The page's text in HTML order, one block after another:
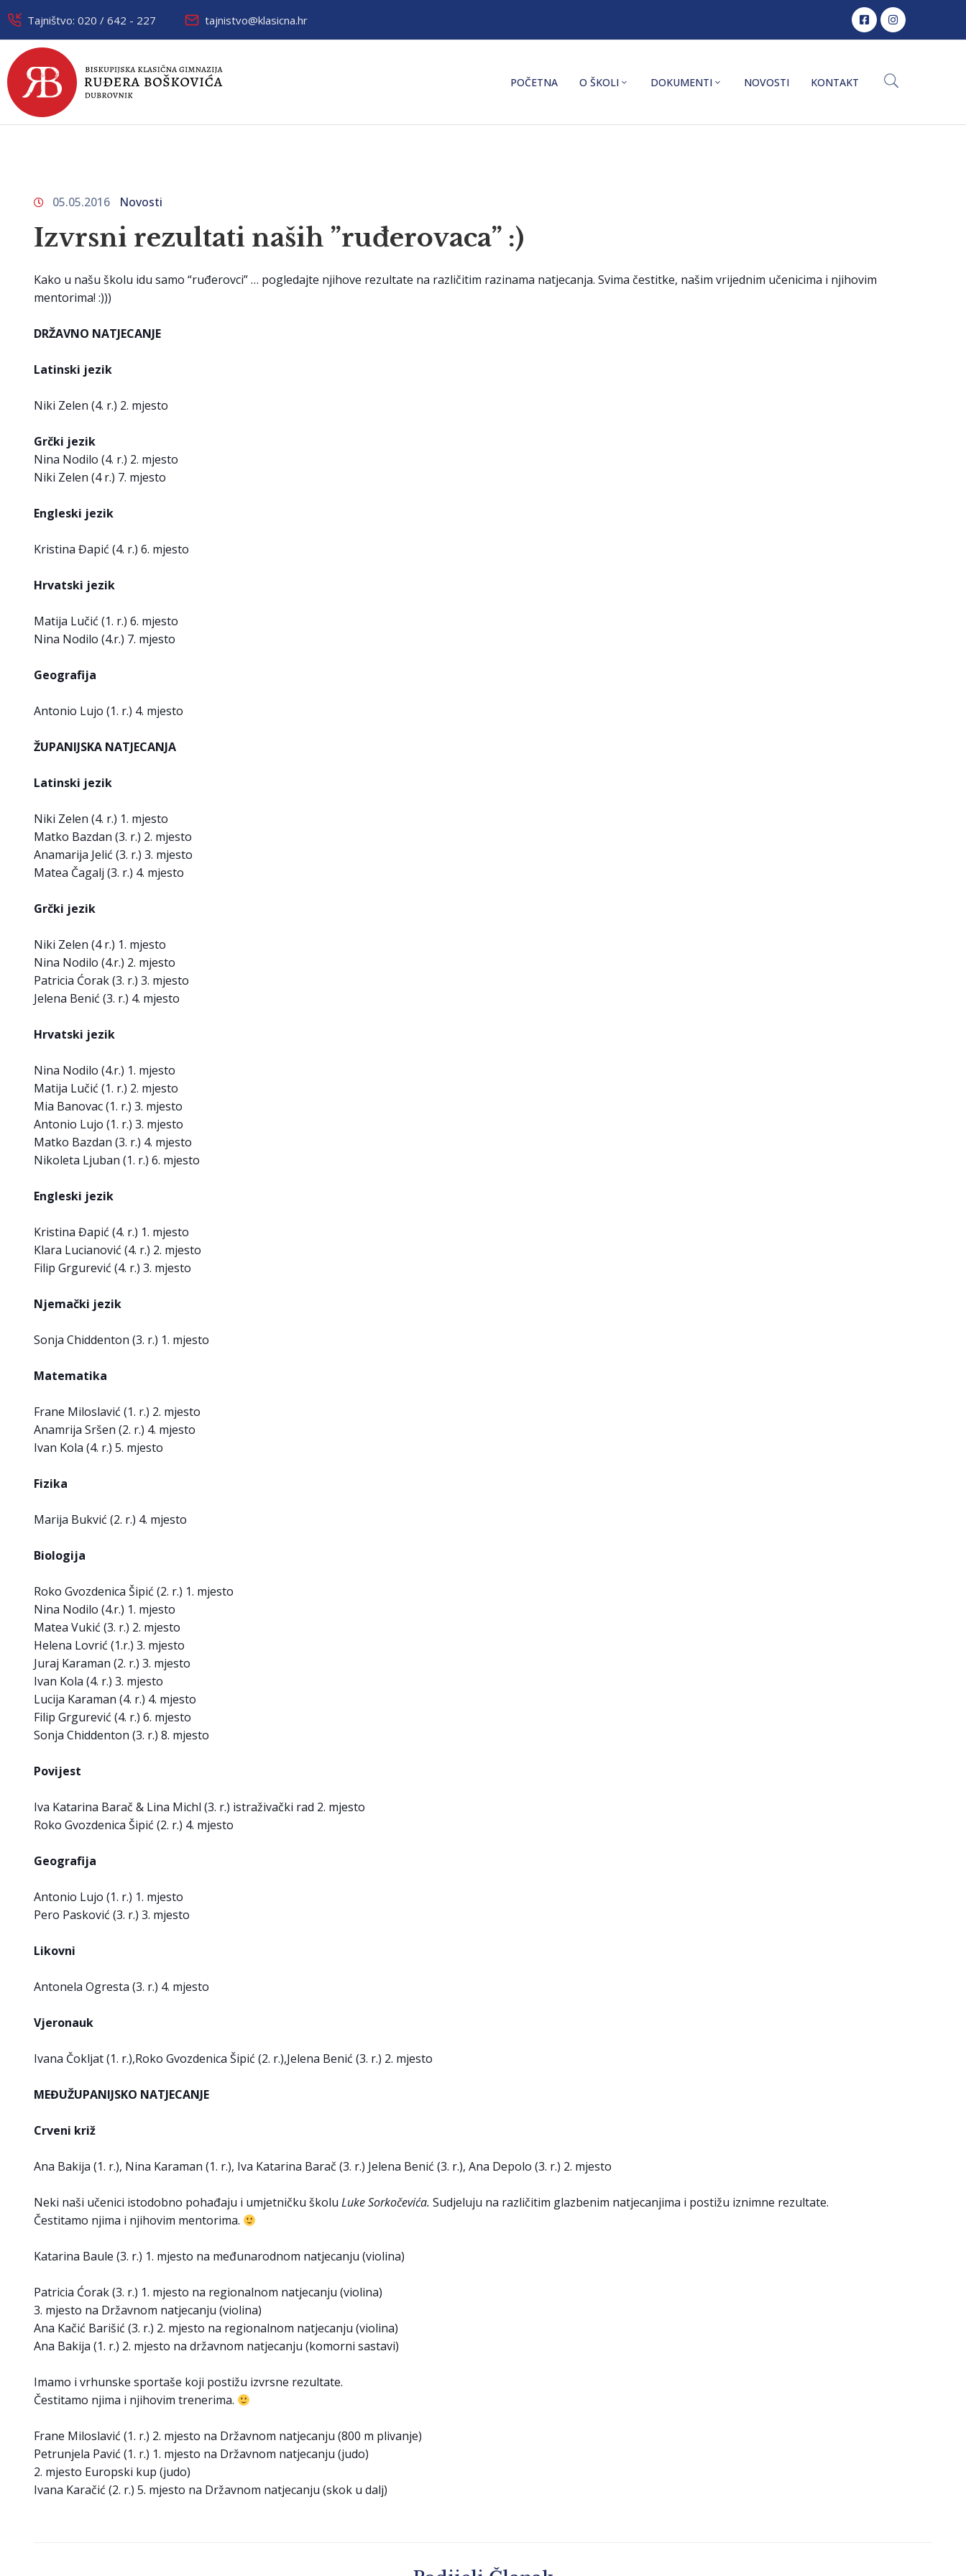
Tajništvo: 020 / 642 - 227 tajnistvo@klasicna.hr
POČETNA O ŠKOLI DOKUMENTI NOVOSTI KONTAKT
05.05.2016 Novosti
Izvrsni rezultati naših ”ruđerovaca” :)
Kako u našu školu idu samo “ruđerovci” … pogledajte njihove rezultate na različitim razinama natjecanja. Svima čestitke, našim vrijednim učenicima i njihovim
mentorima! :)))
DRŽAVNO NATJECANJE
Latinski jezik
Niki Zelen (4. r.) 2. mjesto
Grčki jezik
Nina Nodilo (4. r.) 2. mjesto
Niki Zelen (4 r.) 7. mjesto
Engleski jezik
Kristina Đapić (4. r.) 6. mjesto
Hrvatski jezik
Matija Lučić (1. r.) 6. mjesto
Nina Nodilo (4.r.) 7. mjesto
Geografija
Antonio Lujo (1. r.) 4. mjesto
ŽUPANIJSKA NATJECANJA
Latinski jezik
Niki Zelen (4. r.) 1. mjesto
Matko Bazdan (3. r.) 2. mjesto
Anamarija Jelić (3. r.) 3. mjesto
Matea Čagalj (3. r.) 4. mjesto
Grčki jezik
Niki Zelen (4 r.) 1. mjesto
Nina Nodilo (4.r.) 2. mjesto
Patricia Ćorak (3. r.) 3. mjesto
Jelena Benić (3. r.) 4. mjesto
Hrvatski jezik
Nina Nodilo (4.r.) 1. mjesto
Matija Lučić (1. r.) 2. mjesto
Mia Banovac (1. r.) 3. mjesto
Antonio Lujo (1. r.) 3. mjesto
Matko Bazdan (3. r.) 4. mjesto
Nikoleta Ljuban (1. r.) 6. mjesto
Engleski jezik
Kristina Đapić (4. r.) 1. mjesto
Klara Lucianović (4. r.) 2. mjesto
Filip Grgurević (4. r.) 3. mjesto
Njemački jezik
Sonja Chiddenton (3. r.) 1. mjesto
Matematika
Frane Miloslavić (1. r.) 2. mjesto
Anamrija Sršen (2. r.) 4. mjesto
Ivan Kola (4. r.) 5. mjesto
Fizika
Marija Bukvić (2. r.) 4. mjesto
Biologija
Roko Gvozdenica Šipić (2. r.) 1. mjesto
Nina Nodilo (4.r.) 1. mjesto
Matea Vukić (3. r.) 2. mjesto
Helena Lovrić (1.r.) 3. mjesto
Juraj Karaman (2. r.) 3. mjesto
Ivan Kola (4. r.) 3. mjesto
Lucija Karaman (4. r.) 4. mjesto
Filip Grgurević (4. r.) 6. mjesto
Sonja Chiddenton (3. r.) 8. mjesto
Povijest
Iva Katarina Barač & Lina Michl (3. r.) istraživački rad 2. mjesto
Roko Gvozdenica Šipić (2. r.) 4. mjesto
Geografija
Antonio Lujo (1. r.) 1. mjesto
Pero Pasković (3. r.) 3. mjesto
Likovni
Antonela Ogresta (3. r.) 4. mjesto
Vjeronauk
Ivana Čokljat (1. r.),Roko Gvozdenica Šipić (2. r.),Jelena Benić (3. r.) 2. mjesto
MEĐUŽUPANIJSKO NATJECANJE
Crveni križ
Ana Bakija (1. r.), Nina Karaman (1. r.), Iva Katarina Barač (3. r.) Jelena Benić (3. r.), Ana Depolo (3. r.) 2. mjesto
Neki naši učenici istodobno pohađaju i umjetničku školu Luke Sorkočevića. Sudjeluju na različitim glazbenim natjecanjima i postižu iznimne rezultate.
Čestitamo njima i njihovim mentorima.
Katarina Baule (3. r.) 1. mjesto na međunarodnom natjecanju (violina)
Patricia Ćorak (3. r.) 1. mjesto na regionalnom natjecanju (violina)
3. mjesto na Državnom natjecanju (violina)
Ana Kačić Barišić (3. r.) 2. mjesto na regionalnom natjecanju (violina)
Ana Bakija (1. r.) 2. mjesto na državnom natjecanju (komorni sastavi)
Imamo i vrhunske sportaše koji postižu izvrsne rezultate.
Čestitamo njima i njihovim trenerima.
Frane Miloslavić (1. r.) 2. mjesto na Državnom natjecanju (800 m plivanje)
Petrunjela Pavić (1. r.) 1. mjesto na Državnom natjecanju (judo)
2. mjesto Europski kup (judo)
Ivana Karačić (2. r.) 5. mjesto na Državnom natjecanju (skok u dalj)